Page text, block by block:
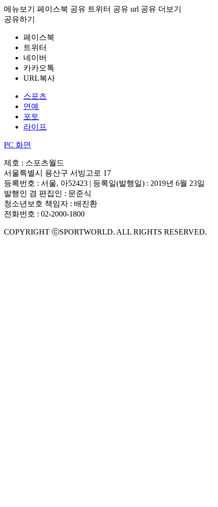
메뉴보기 페이스북 공유 트위터 공유 url 공유 더보기
공유하기
페이스북
트위터
네이버
카카오톡
URL복사
스포츠
연예
포토
라이프
PC 화면
제호 : 스포츠월드
서울특별시 용산구 서빙고로 17
등록번호 : 서울, 아52423 | 등록일(발행일) : 2019년 6월 23일
발행인 겸 편집인 : 문준식
청소년보호 책임자 : 배진환
전화번호 : 02-2000-1800
COPYRIGHT ⓒSPORTWORLD. ALL RIGHTS RESERVED.